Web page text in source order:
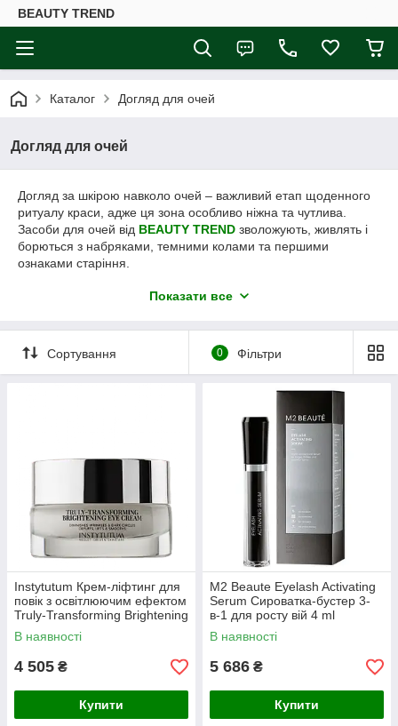
BEAUTY TREND
Каталог Догляд для очей
Догляд для очей
Догляд за шкірою навколо очей – важливий етап щоденного
ритуалу краси, адже ця зона особливо ніжна та чутлива.
Засоби для очей від BEAUTY TREND зволожують, живлять і
борються з набряками, темними колами та першими
ознаками старіння.
делікатно доглядає за ніжною шкірою,
зменшує зморшки та ознаки втоми,
та насолоджуйтесь свіжим і сяючим
Показати все
Сортування 0 Фільтри
Instytutum Крем-ліфтинг для
повік з освітлюючим ефектом
Truly-Transforming Brightening
Eye Cream 15 ml
В наявності
4 505 ₴
Купити
M2 Beaute Eyelash Activating
Serum Сироватка-бустер 3-
в-1 для росту вій 4 ml
В наявності
5 686 ₴
Купити